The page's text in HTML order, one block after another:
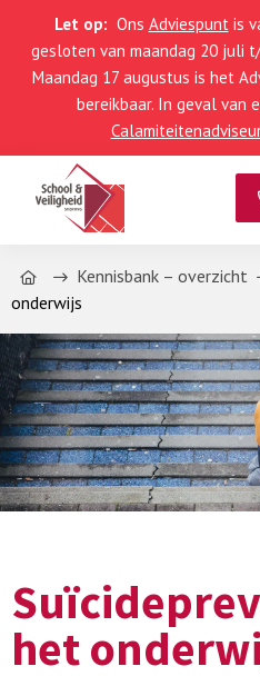
Let op: Ons Adviespuntis
gesloten van maandag 20 juli
Maandag 17 augustus is het
bereikbaar. In geval van
Home Kennisbank – overzicht
onderwijs
het